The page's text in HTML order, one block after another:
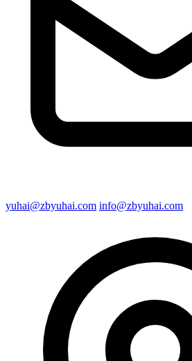
yuhai@zbyuhai.com info@zbyuhai.com